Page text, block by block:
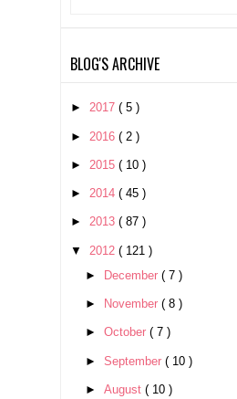
BLOG'S ARCHIVE
► 2017 ( 5 )
► 2016 ( 2 )
► 2015 ( 10 )
► 2014 ( 45 )
► 2013 ( 87 )
▼ 2012 ( 121 )
►
December ( 7 )
► November ( 8 )
► October ( 7 )
► September ( 10 )
► August ( 10 )